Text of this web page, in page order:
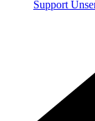
Support